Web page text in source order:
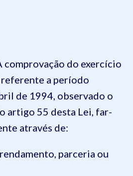
comprovação do exercício
a período
de 1994, observado o
artigo 55 desta Lei, far-
através de:
parceria ou